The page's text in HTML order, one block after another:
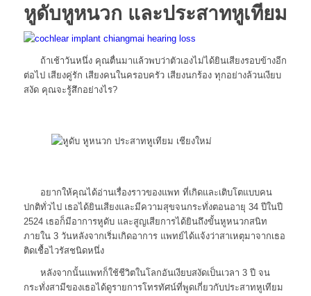
หูดับหูหนวก และประสาทหูเทียม
ถ้าเช้าวันหนึ่ง คุณตื่นมาแล้วพบว่าตัวเองไม่ได้ยินเสียงรอบข้างอีก
ต่อไป เสียงคู่รัก เสียงคนในครอบครัว เสียงนกร้อง ทุกอย่างล้วนเงียบ
สงัด คุณจะรู้สึกอย่างไร?
อยากให้คุณได้อ่านเรื่องราวของแพท ที่เกิดและเติบโตแบบคน
ปกติทั่วไป เธอได้ยินเสียงและมีความสุขจนกระทั่งตอนอายุ 34 ปีในปี
2524 เธอก็มีอาการหูดับ และสูญเสียการได้ยินถึงขั้นหูหนวกสนิท
ภายใน 3 วันหลังจากเริ่มเกิดอาการ แพทย์ได้แจ้งว่าสาเหตุมาจากเธอ
ติดเชื้อไวรัสชนิดหนึ่ง
หลังจากนั้นแพทก็ใช้ชีวิตในโลกอันเงียบสงัดเป็นเวลา 3 ปี จน
กระทั่งสามีของเธอได้ดูรายการโทรทัศน์ที่พูดเกี่ยวกับประสาทหูเทียม